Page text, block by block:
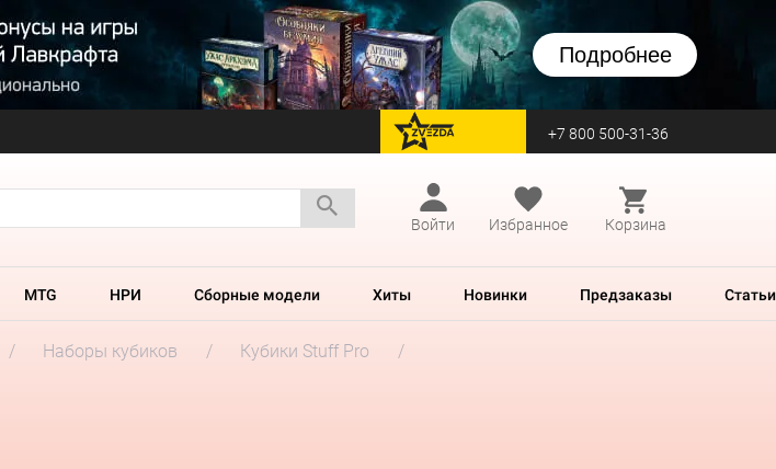
Подробнее
перейти на Zvezda +7 800 500-31-36
Войти
Избранное Корзина
MTG НРИ Сборные модели Хиты Новинки Предзаказы Статьи
Наборы кубиков
Кубики Stuff Pro